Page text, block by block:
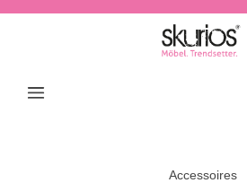
Zum Hauptinhalt springen
Accessoires